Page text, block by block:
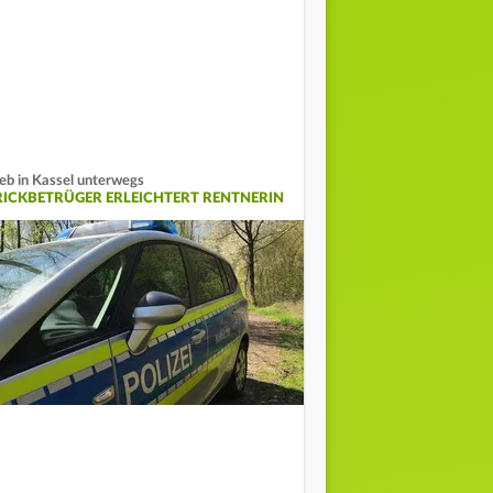
in Kassel unterwegs
ERLEICHTERT RENTNERIN